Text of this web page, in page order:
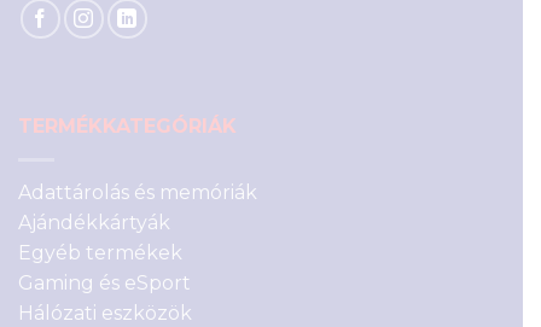
TERMÉKKATEGÓRIÁK
Adattárolás és memóriák
Ajándékkártyák
Egyéb termékek
Gaming és eSport
Hálózati eszközök